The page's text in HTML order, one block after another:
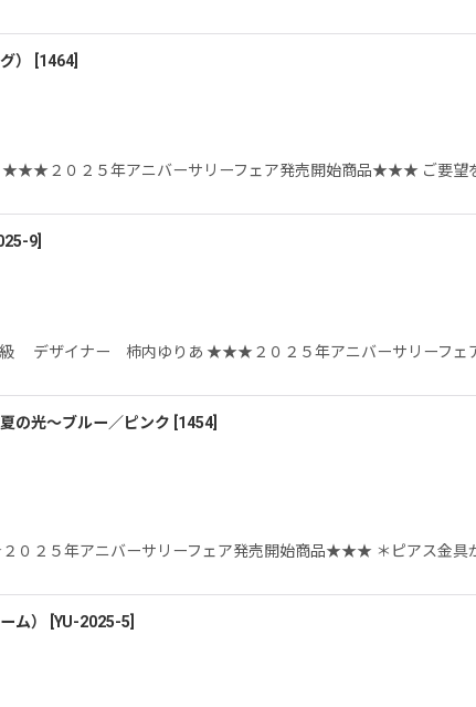
） [1464]
２０２５年アニバーサリーフェア発売開始商品★★★ ご要望
9
デザイナー 柿内ゆりあ ★★★２０２５年アニバーサリーフェ
の光〜ブルー／ピンク 1454
２５年アニバーサリーフェア発売開始商品★★★ ＊ピアス金具が
ム） YU-2025-5